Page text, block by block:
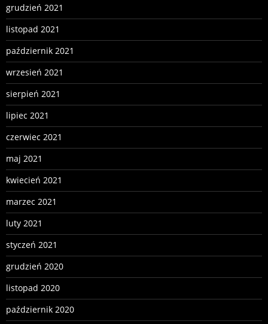
grudzień 2021
listopad 2021
październik 2021
wrzesień 2021
sierpień 2021
lipiec 2021
czerwiec 2021
maj 2021
kwiecień 2021
marzec 2021
luty 2021
styczeń 2021
grudzień 2020
listopad 2020
październik 2020